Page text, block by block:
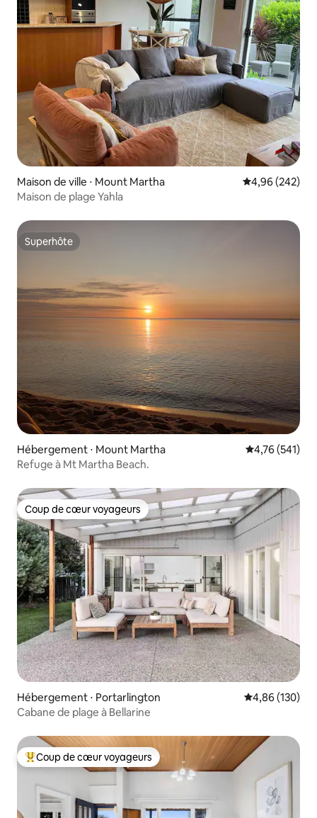
Maison de ville ⋅ Mount Martha Évaluation
4,96 (242)
Maison de plage Yahla
Superhôte
Superhôte
Hébergement ⋅ Mount Martha Évaluation
4,76 (541)
Refuge à Mt Martha Beach.
Coup de cœur voyageurs
Coup de cœur voyageurs
Hébergement ⋅ Portarlington Évaluation
4,86 (130)
Cabane de plage à Bellarine
Coups de cœur voyageurs les plus appréciés
Coup de cœur voyageurs